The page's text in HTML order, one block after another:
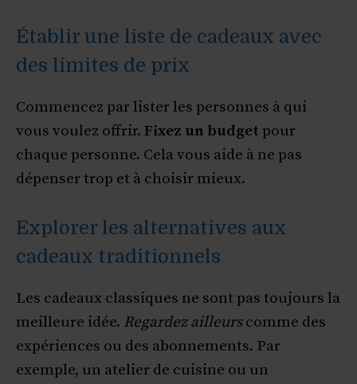
Établir une liste de cadeaux avec
des limites de prix
Commencez par lister les personnes à qui
vous voulez offrir. Fixez un budget pour
chaque personne. Cela vous aide à ne pas
dépenser trop et à choisir mieux.
Explorer les alternatives aux
cadeaux traditionnels
Les cadeaux classiques ne sont pas toujours la
meilleure idée. Regardez ailleurscomme des
expériences ou des abonnements. Par
exemple, un atelier de cuisine ou un